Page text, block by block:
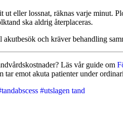
eller lossnat, räknas varje minut.
ska aldrig återplaceras.
och kräver behandling
Läs vår guide om
emot akuta patienter under
#utslagen tand